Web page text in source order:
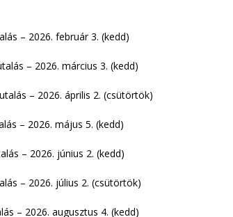
– 2026. február 3. (kedd)
– 2026. március 3. (kedd)
– 2026. április 2. (csütörtök)
– 2026. május 5. (kedd)
– 2026. június 2. (kedd)
– 2026. július 2. (csütörtök)
– 2026. augusztus 4. (kedd)